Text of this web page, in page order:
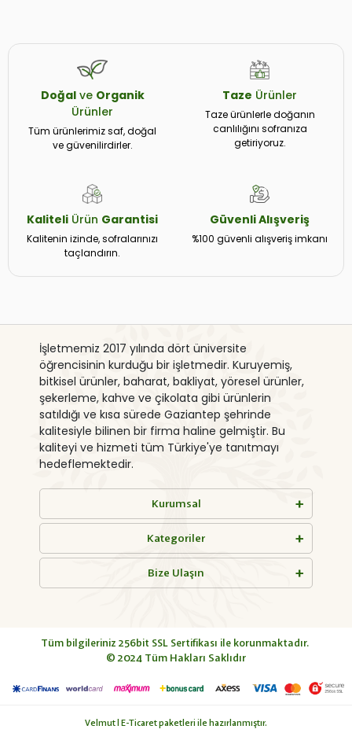
Doğalve Organik
Ürünler
Tüm ürünlerimiz saf, doğal
ve güvenilirdirler.
Taze Ürünler
Taze ürünlerle doğanın
canlılığını sofranıza
getiriyoruz.
Kaliteli Ürün Garantisi
Kalitenin izinde, sofralarınızı
taçlandırın.
GüvenliAlışveriş
%100 güvenli alışveriş imkanı
İşletmemiz 2017 yılında dört üniversite
öğrencisinin kurduğu bir işletmedir. Kuruyemiş,
bitkisel ürünler, baharat, bakliyat, yöresel ürünler,
şekerleme, kahve ve çikolata gibi ürünlerin
satıldığı ve kısa sürede Gaziantep şehrinde
kalitesiyle bilinen bir firma haline gelmiştir. Bu
kaliteyi ve hizmeti tüm Türkiye'ye tanıtmayı
hedeflemektedir.
Kurumsal
Kategoriler
Bize Ulaşın
Tüm bilgileriniz 256bit SSL Sertifikası ile korunmaktadır.
© 2024 Tüm Hakları Saklıdır
Velmut | E-Ticaret paketleri ile hazırlanmıştır.